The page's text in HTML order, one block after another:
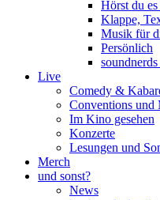
Hörst du es
Klappe,
Musik für
Persönlich
Live
Comedy &
Conventions und
Im Kino gesehen
Konzerte
Lesungen und
Merch
und sonst?
News